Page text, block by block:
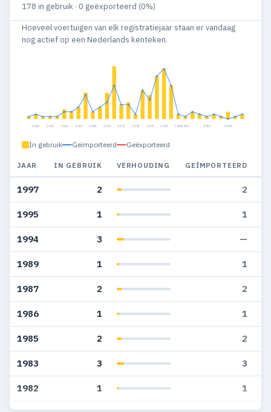
178 in gebruik · 0 geëxporteerd (0%)
Hoeveel voertuigen van elk registratiejaar staan er vandaag
nog actief op een Nederlands kenteken.
1960 1962 1964 1966 1968 1970 1972 1974 1976 1978 19801982 1986 1994
In gebruik Geïmporteerd Geëxporteerd
JAAR IN GEBRUIK VERHOUDING GEÏMPORTEERD
1997 2 2
1995 1 1
1994 3 —
1989 1 1
1987 2 2
1986 1 1
1985 2 2
1983 3 3
1982 1 1